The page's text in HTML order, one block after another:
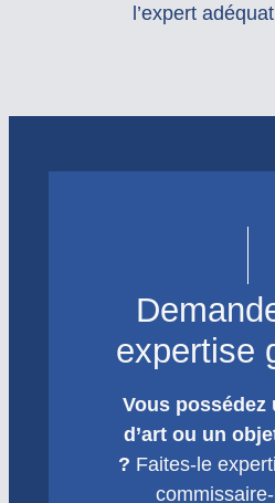
l’expert
expertise
Vous
d’art ou un
? Faites-le